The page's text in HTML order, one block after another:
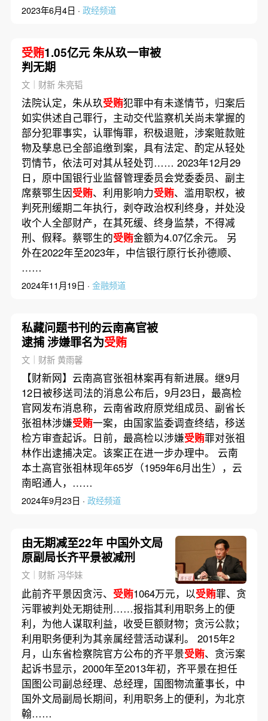
2023年6月4日 · 政经频道
受贿1.05亿元 朱从玖一审被
判无期
文｜财新 朱亮韬
法院认定，朱从玖受贿犯罪中有未遂情节，归案后
如实供述自己罪行，主动交代监察机关尚未掌握的
部分犯罪事实，认罪悔罪，积极退赃，涉案赃款赃
物及孳息已全部追缴到案，具有法定、酌定从轻处
罚情节，依法可对其从轻处罚…… 2023年12月29
日，原中国银行业监督管理委员会党委委员、副主
席蔡鄂生因受贿、利用影响力受贿、滥用职权，被
判死刑缓期二年执行，剥夺政治权利终身，并处没
收个人全部财产，在其死缓、终身监禁，不得减
刑、假释。蔡鄂生的受贿金额为4.07亿余元。 另
外在2022年至2023年，中信银行原行长孙德顺、
……
2024年11月19日 · 金融频道
私藏问题书刊的云南高官被
逮捕 涉嫌罪名为受贿
文｜财新 黄雨馨
【财新网】云南高官张祖林案再有新进展。继9月
12日被移送司法的消息公布后，9月23日，最高检
官网发布消息称，云南省政府原党组成员、副省长
张祖林涉嫌受贿一案，由国家监委调查终结，移送
检方审查起诉。日前，最高检以涉嫌受贿罪对张祖
林作出逮捕决定。该案正在进一步办理中。 云南
本土高官张祖林现年65岁（1959年6月出生），云
南昭通人，……
2024年9月23日 · 政经频道
由无期减至22年 中国外文局
原副局长齐平景被减刑
文｜财新 冯华妹
此前齐平景因贪污、 受贿1064万元，以受贿罪、贪
污罪被判处无期徒刑……报指其利用职务上的便
利，为他人谋取利益，收受巨额财物；贪污公款；
利用职务便利为其亲属经营活动谋利。 2015年2
月，山东省检察院官方公布的齐平景受贿、贪污案
起诉书显示，2000年至2013年初，齐平景在担任
国图公司副总经理、总经理，国图物流董事长，中
国外文局副局长期间，利用职务上的便利，为北京
翰……